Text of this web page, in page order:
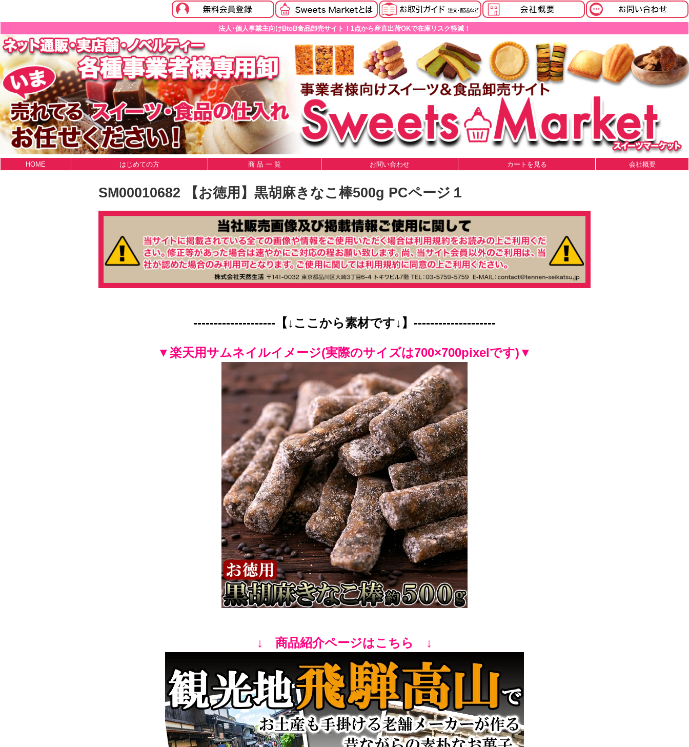
法人･個人事業主向けBtoB食品卸売サイト！1点から産直出荷OKで在庫リスク軽減！
HOME はじめての方 商 品 一 覧 お問い合わせ カートを見る 会社概要
SM00010682 【お徳用】黒胡麻きなこ棒500g PCページ１
--------------------【↓ここから素材です↓】--------------------
▼楽天用サムネイルイメージ(実際のサイズは700×700pixelです)▼
↓ 商品紹介ページはこちら ↓